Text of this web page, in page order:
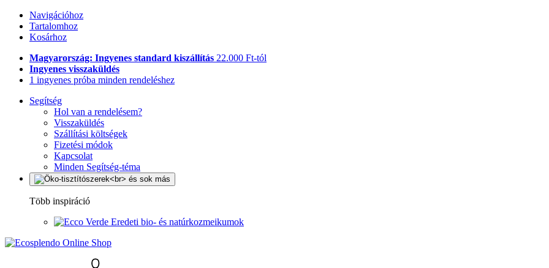
Navigációhoz
Tartalomhoz
Kosárhoz
Magyarország: Ingyenes standard kiszállítás 22.000 Ft-tól
Ingyenes visszaküldés
1 ingyenes próba minden rendeléshez
Segítség
Hol van a rendelésem?
Visszaküldés
Szállítási költségek
Fizetési módok
Kapcsolat
Minden Segítség-téma
Több inspiráció
Eredeti bio- és natúrkozmeikumok